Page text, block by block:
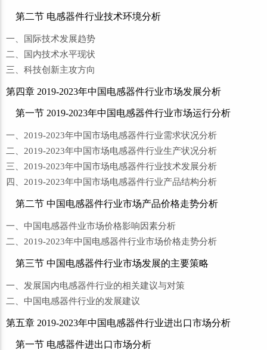
第二节 电感器件行业技术环境分析
一、国际技术发展趋势
二、国内技术水平现状
三、科技创新主攻方向
第四章 2019-2023年中国电感器件行业市场发展分析
第一节 2019-2023年中国电感器件行业市场运行分析
一、2019-2023年中国市场电感器件行业需求状况分析
二、2019-2023年中国市场电感器件行业生产状况分析
三、2019-2023年中国市场电感器件行业技术发展分析
四、2019-2023年中国市场电感器件行业产品结构分析
第二节 中国电感器件行业市场产品价格走势分析
一、中国电感器件业市场价格影响因素分析
二、2019-2023年中国电感器件行业市场价格走势分析
第三节 中国电感器件行业市场发展的主要策略
一、发展国内电感器件行业的相关建议与对策
二、中国电感器件行业的发展建议
第五章 2019-2023年中国电感器件行业进出口市场分析
第一节 电感器件进出口市场分析